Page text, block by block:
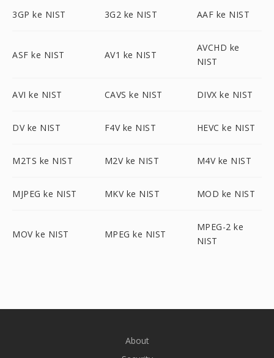
3GP ke NIST 3G2 ke NIST AAF ke NIST
ASF ke NIST AV1 ke NIST
AVCHD ke
NIST
AVI ke NIST CAVS ke NIST DIVX ke NIST
DV ke NIST F4V ke NIST HEVC ke NIST
M2TS ke NIST M2V ke NIST M4V ke NIST
MJPEG ke NIST MKV ke NIST MOD ke NIST
MOV ke NIST MPEG ke NIST
MPEG-2 ke
NIST
About